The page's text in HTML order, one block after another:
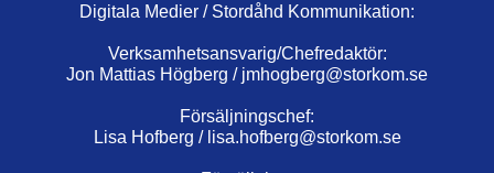
Digitala Medier / Stordåhd Kommunikation:
Verksamhetsansvarig/Chefredaktör:
Jon Mattias Högberg / jmhogberg@storkom.se
Försäljningschef:
Lisa Hofberg / lisa.hofberg@storkom.se